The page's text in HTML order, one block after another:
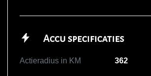
Accu specificaties
Actieradius in KM 362